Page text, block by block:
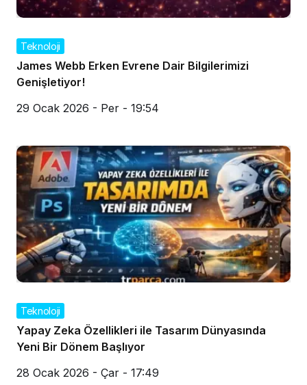
Teknoloji
James Webb Erken Evrene Dair Bilgilerimizi
Genişletiyor!
29 Ocak 2026 - Per - 19:54
Teknoloji
Yapay Zeka Özellikleri ile Tasarım Dünyasında
Yeni Bir Dönem Başlıyor
28 Ocak 2026 - Çar - 17:49